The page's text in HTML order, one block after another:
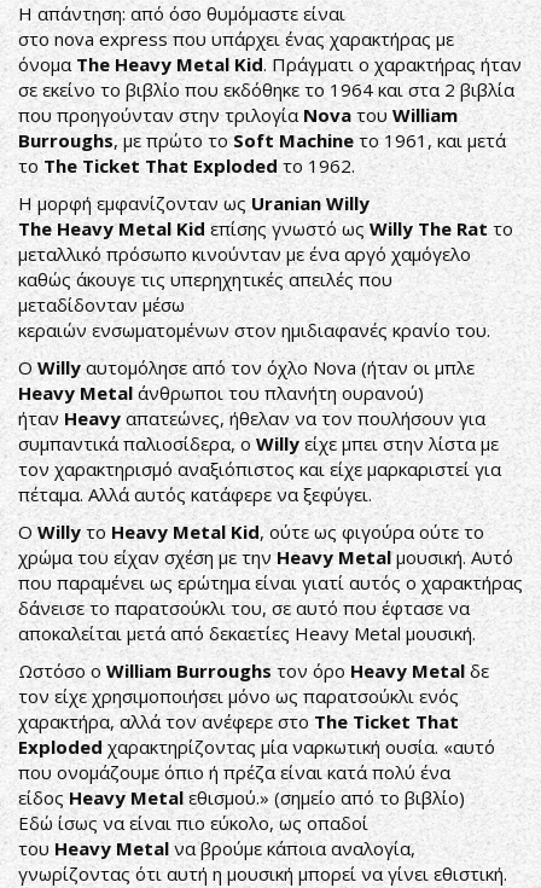
Η απάντηση: από όσο θυμόμαστε είναι
στο nova express που υπάρχει ένας χαρακτήρας με
όνομα The Heavy Metal Kid. Πράγματι ο χαρακτήρας ήταν
σε εκείνο το βιβλίο που εκδόθηκε το 1964 και στα 2 βιβλία
που προηγούνταν στην τριλογία Nova του William
Burroughs, με πρώτο τοSoft Machine το 1961, και μετά
τοThe Ticket That Explodedτο 1962.
Η μορφή εμφανίζονταν ωςUranian Willy
The Heavy Metal Kidεπίσης γνωστό ωςWilly The Ratτο
μεταλλικό πρόσωπο κινούνταν με ένα αργό χαμόγελο
καθώς άκουγε τις υπερηχητικές απειλές που
μεταδίδονταν μέσω
κεραιών ενσωματομένων στον ημιδιαφανές κρανίο του.
ΟWillyαυτομόλησε από τον όχλο Nova (ήταν οι μπλε
Heavy Metal άνθρωποι του πλανήτη ουρανού)
ήταν Heavy απατεώνες, ήθελαν να τον πουλήσουν για
συμπαντικά παλιοσίδερα, οWilly είχε μπει στην λίστα με
τον χαρακτηρισμό αναξιόπιστος και είχε μαρκαριστεί για
πέταμα. Αλλά αυτός κατάφερε να ξεφύγει.
ΟWillyτο Heavy Metal Kid, ούτε ως φιγούρα ούτε το
χρώμα του είχαν σχέση με τηνHeavy Metalμουσική. Αυτό
που παραμένει ως ερώτημα είναι γιατί αυτός ο χαρακτήρας
δάνεισε το παρατσούκλι του, σε αυτό που έφτασε να
αποκαλείται μετά από δεκαετίες Heavy Metal μουσική.
Ωστόσο ο William Burroughs τον όρο Heavy Metal δε
τον είχε χρησιμοποιήσει μόνο ως παρατσούκλι ενός
χαρακτήρα, αλλά τον ανέφερε στοThe Ticket That
Explodedχαρακτηρίζοντας μία ναρκωτική ουσία. «αυτό
που ονομάζουμε όπιο ή πρέζα είναι κατά πολύ ένα
είδοςHeavy Metalεθισμού.» (σημείο από το βιβλίο)
Εδώ ίσως να είναι πιο εύκολο, ως οπαδοί
του Heavy Metal να βρούμε κάποια αναλογία,
γνωρίζοντας ότι αυτή η μουσική μπορεί να γίνει εθιστική.